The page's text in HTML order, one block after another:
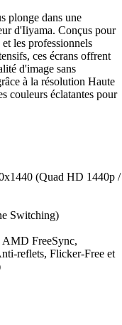
plonge dans une
d'Iiyama. Conçus pour
les professionnels
ces écrans offrent
d'image sans
à la résolution Haute
couleurs éclatantes pour
(Quad HD 1440p /
Switching)
AMD FreeSync,
reflets, Flicker-Free et